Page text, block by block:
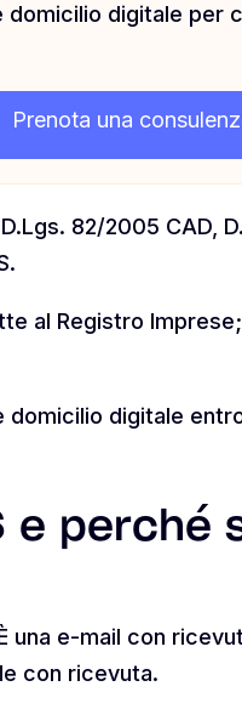
digitale per
Prenota una
82/2005 CAD,
al Registro
digitale
e perché
e-mail con
con ricevuta.